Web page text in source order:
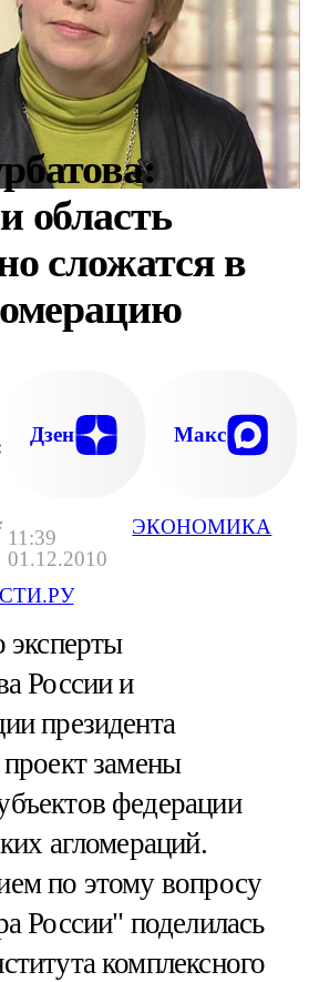
11:39
01.12.2010
ЭКОНОМИКА
область
сложатся в
Дзен Макс
эксперты
России и
президента
замены
федерации
агломераций.
по этому вопросу
России" поделилась
комплексного